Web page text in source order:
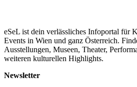
eSeL ist dein verlässliches Infoportal für
Events in Wien und ganz Österreich.
Ausstellungen, Museen, Theater,
weiteren kulturellen Highlights.
Newsletter